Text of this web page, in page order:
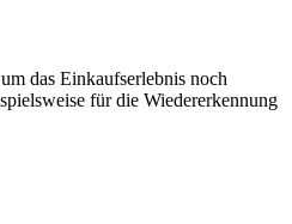
das Einkaufserlebnis noch
für die Wiedererkennung